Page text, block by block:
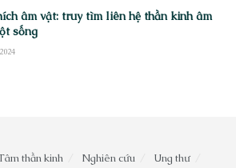
âm vật: truy tìm liên hệ thần kinh âm
sống
thần kinh Nghiên cứu
Ung thư